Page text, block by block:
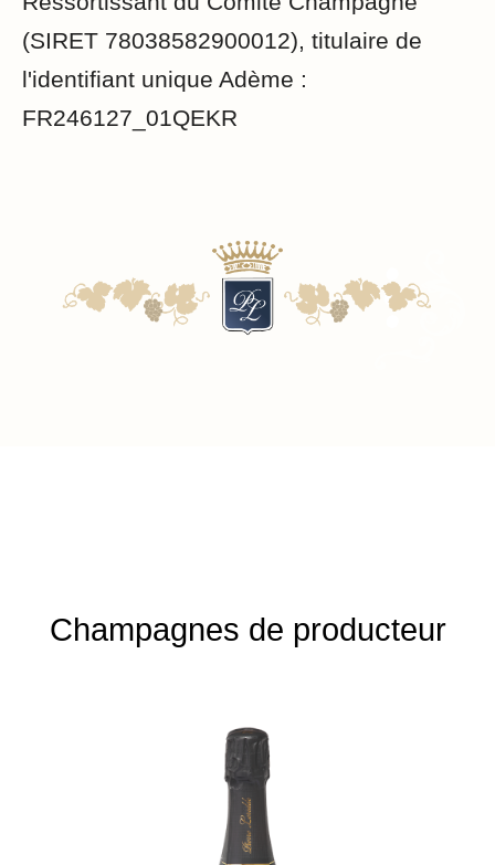
(SIRET 78038582900012), titulaire de
l'identifiant unique Adème :
FR246127_01QEKR
Champagnes de producteur